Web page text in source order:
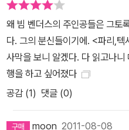
를 기울였기에, ‘한 번'은 ‘한번은'
어난다. 빔 벤더스는 평생 수많은 사진을 찍고, 여러 권의 사진집을 출
간했다. 그 중에서 이 책, 『한번
담긴 유일한 책이며, 앙리 카르티
판 제목은 결정적 순간이다) 비견되는 사진 미
다. 마지막으로 우리가 그의 사진에서 ‘한번은’의 가치를 더욱 흥미롭
있다. 이 책에는 빔 벤더스가 존
왜 빔 벤더스의 주인공들은 그토
다. 그의 분신들이기에. <파리,텍
사막을 보니 알겠다. 다 읽고나니
행을 하고 싶어졌다
공감 (1) 댓글 (0)
moon 2011-08-08